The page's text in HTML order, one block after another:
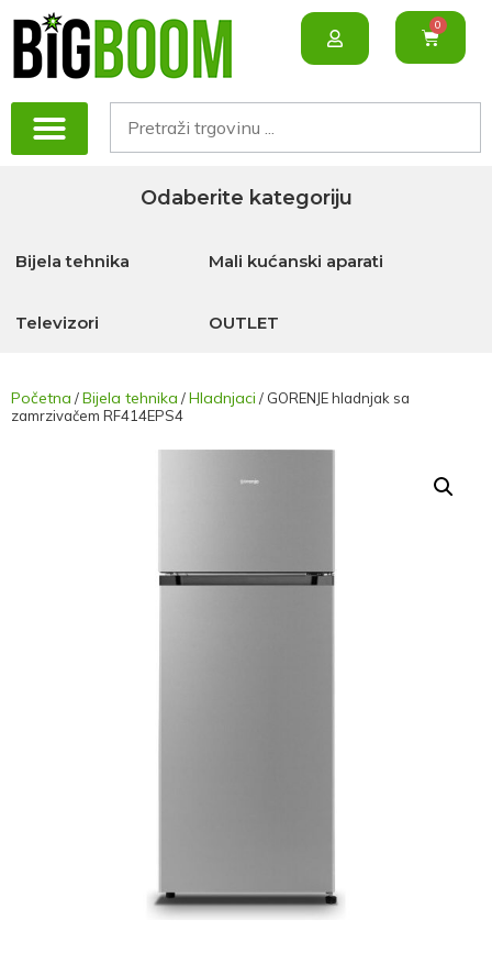
Odaberite kategoriju
Bijela tehnika Mali kućanski aparati
Televizori OUTLET
Početna /Bijela tehnika /Hladnjaci / GORENJE hladnjak sa
zamrzivačem RF414EPS4